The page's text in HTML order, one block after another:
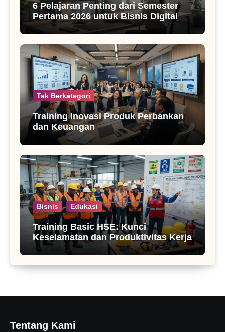
6 Pelajaran Penting dari Semester
Pertama 2026 untuk Bisnis Digital
Tak Berkategori
Training Inovasi Produk Perbankan
dan Keuangan
Bisnis Edukasi
Training Basic HSE: Kunci
Keselamatan dan Produktivitas Kerja
Tentang Kami